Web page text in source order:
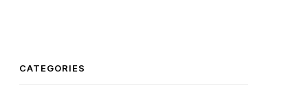
CATEGORIES